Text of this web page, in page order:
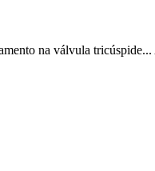
na válvula